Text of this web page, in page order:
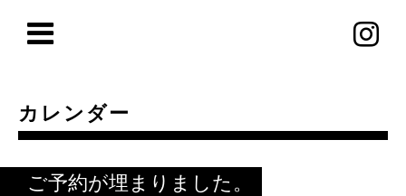
カレンダー
ご予約が埋まりました。